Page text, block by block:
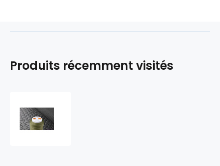
Produits récemment visités